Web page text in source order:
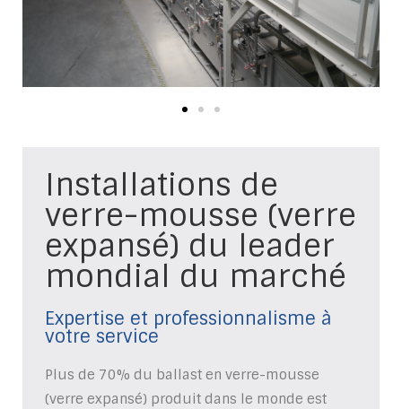
Installations de
verre-mousse (verre
expansé) du leader
mondial du marché
Expertise et professionnalisme à
votre service
Plus de 70% du ballast en verre-mousse
(verre expansé) produit dans le monde est